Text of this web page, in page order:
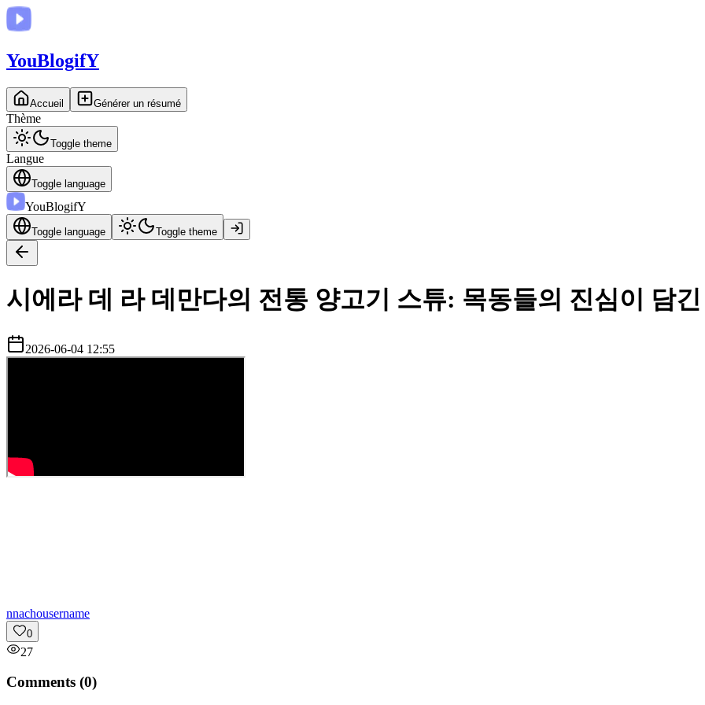
YouBlogifY
Accueil Générer un résumé
Thème
Toggle theme
Langue
Toggle language
YouBlogifY
Toggle language Toggle theme
시에라 데 라 데만다의 전통 양고기 스튜: 목동들의 진심이 담
2026-06-04 12:55
nnachousername
0
27
Comments (0)